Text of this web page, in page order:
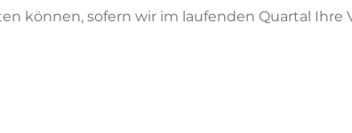
können, sofern wir im laufenden Quartal Ihre